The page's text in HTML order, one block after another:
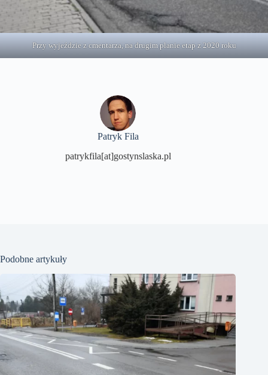
Przy wyjeździe z cmentarza, na drugim planie etap z 2020 roku
Patryk Fila
patrykfila[at]gostynslaska.pl
Podobne artykuły